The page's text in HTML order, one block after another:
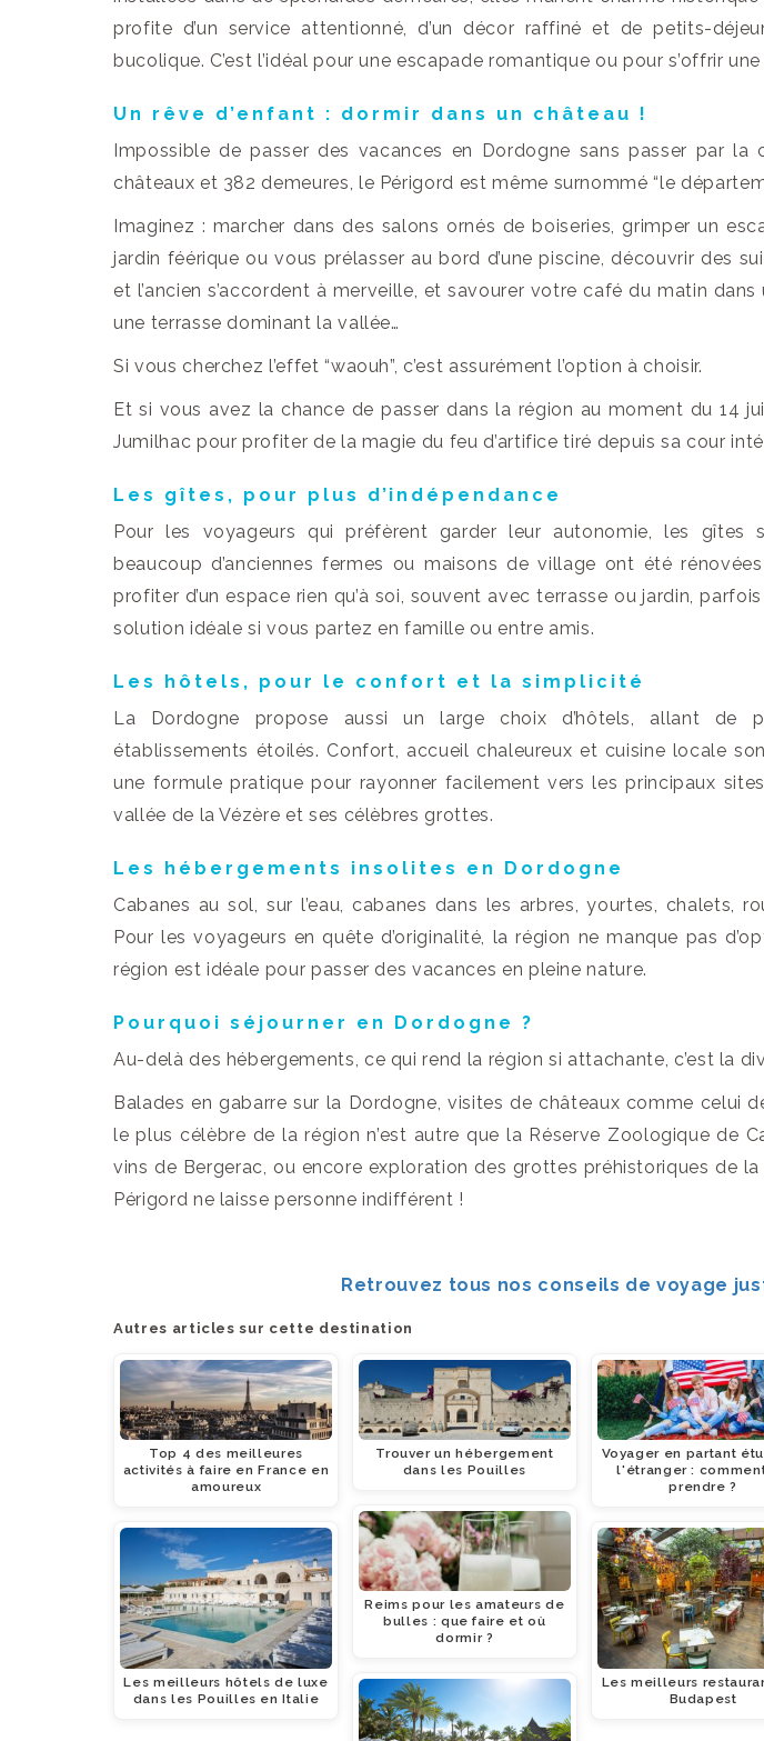
profite d’un service attentionné, d’un décor raffiné et de petits-
bucolique. C’est l’idéal pour une escapade romantique ou pour s’offrir
Un rêve d’enfant : dormir dans un château !
Impossible de passer des vacances en Dordogne sans passer par la
châteaux et 382 demeures, le Périgord est même surnommé “le
Imaginez : marcher dans des salons ornés de boiseries, grimper un
jardin féérique ou vous prélasser au bord d’une piscine, découvrir des
et l’ancien s’accordent à merveille, et savourer votre café du matin
une terrasse dominant la vallée…
Si vous cherchez l’effet “waouh”, c’est assurément l’option à choisir.
Et si vous avez la chance de passer dans la région au moment du 14
Jumilhac pour profiter de la magie du feu d’artifice tiré depuis sa cour
Les gîtes, pour plus d’indépendance
Pour les voyageurs qui préfèrent garder leur autonomie, les gîtes
beaucoup d’anciennes fermes ou maisons de village ont été
profiter d’un espace rien qu’à soi, souvent avec terrasse ou jardin,
solution idéale si vous partez en famille ou entre amis.
Les hôtels, pour le confort et la simplicité
La Dordogne propose aussi un large choix d’hôtels, allant de
établissements étoilés. Confort, accueil chaleureux et cuisine locale
une formule pratique pour rayonner facilement vers les principaux
vallée de la Vézère et ses célèbres grottes.
Les hébergements insolites en Dordogne
Cabanes au sol, sur l’eau, cabanes dans les arbres, yourtes, chalets,
Pour les voyageurs en quête d’originalité, la région ne manque pas
région est idéale pour passer des vacances en pleine nature.
Pourquoi séjourner en Dordogne ?
Au-delà des hébergements, ce qui rend la région si attachante, c’est la
Balades en gabarre sur la Dordogne, visites de châteaux comme celui
le plus célèbre de la région n’est autre que la Réserve Zoologique de
vins de Bergerac, ou encore exploration des grottes préhistoriques de
Périgord ne laisse personne indifférent !
Retrouvez tous nos conseils de voyage
Autres articles sur cette destination
Top 4 des meilleures
activités à faire en France en
amoureux
Les meilleurs hôtels de luxe
dans les Pouilles en Italie
Trouver un hébergement
dans les Pouilles
Reims pour les amateurs de
bulles : que faire et où
dormir ?
Voyager en partant
l'étranger :
prendre ?
Les meilleurs
Budapest